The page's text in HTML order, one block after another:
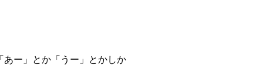
ー」とか「うー」とかしか